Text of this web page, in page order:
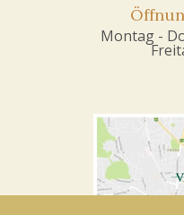
Montag -